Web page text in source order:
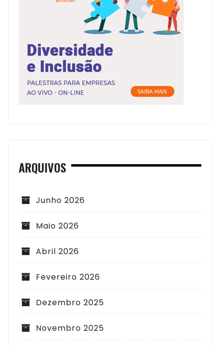
ARQUIVOS
Junho 2026
Maio 2026
Abril 2026
Fevereiro 2026
Dezembro 2025
Novembro 2025